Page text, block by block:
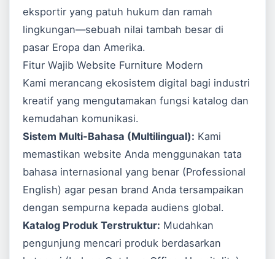
eksportir yang patuh hukum dan ramah
lingkungan—sebuah nilai tambah besar di
pasar Eropa dan Amerika.
Fitur Wajib Website Furniture Modern
Kami merancang ekosistem digital bagi industri
kreatif yang mengutamakan fungsi katalog dan
kemudahan komunikasi.
Sistem Multi-Bahasa (Multilingual): Kami
memastikan website Anda menggunakan tata
bahasa internasional yang benar (Professional
English) agar pesan brand Anda tersampaikan
dengan sempurna kepada audiens global.
Katalog Produk Terstruktur: Mudahkan
pengunjung mencari produk berdasarkan